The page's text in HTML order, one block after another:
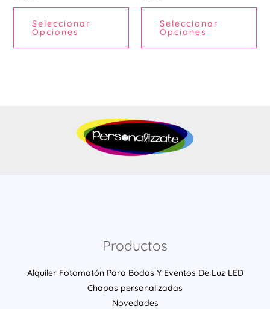
Seleccionar
Opciones
Seleccionar
Opciones
Productos
Alquiler Fotomatón Para Bodas Y Eventos De Luz LED
Chapas personalizadas
Novedades